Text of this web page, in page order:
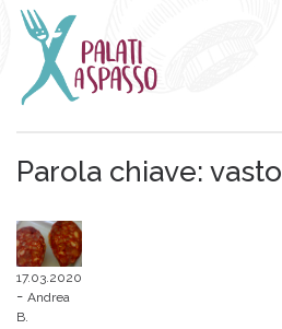
Parola chiave: vasto
17.03.2020
Andrea
B.